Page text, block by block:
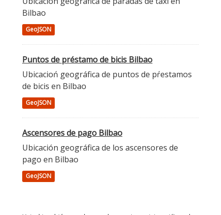
Bilbao
GeoJSON
Puntos de préstamo de bicis Bilbao
Ubicacioń geográfica de puntos de pŕestamos
de bicis en Bilbao
GeoJSON
Ascensores de pago Bilbao
Ubicación geográfica de los ascensores de
pago en Bilbao
GeoJSON